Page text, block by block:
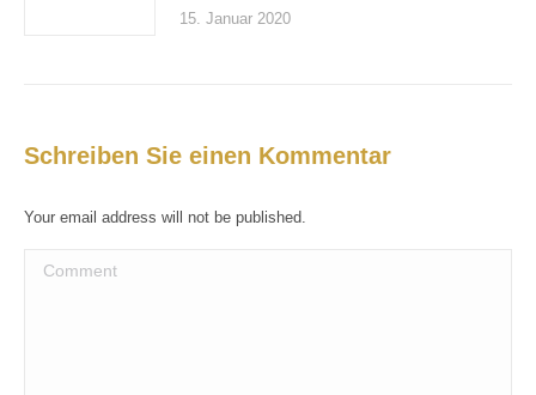
15. Januar 2020
Schreiben Sie einen Kommentar
Your email address will not be published.
Comment